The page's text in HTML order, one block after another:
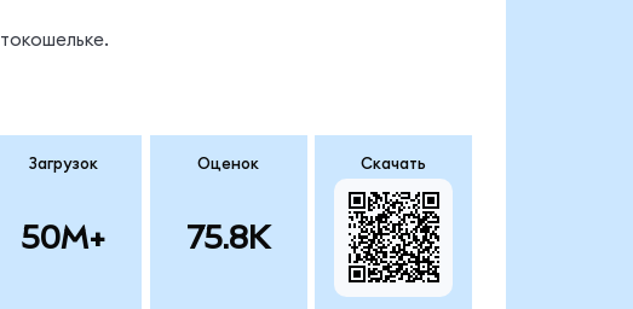
Загрузок
50M+
Оценок
75.8K
Скачать